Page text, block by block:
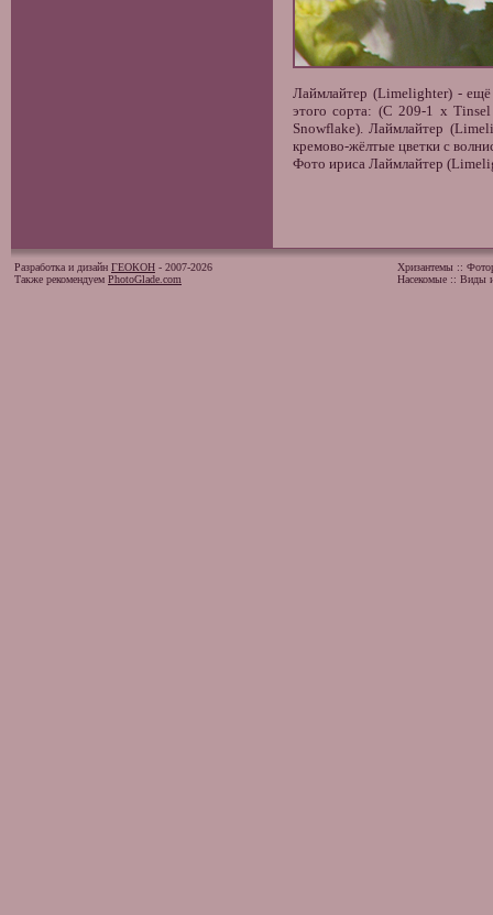
Лаймлайтер (Limelighter) - ещё
этого сорта: (C 209-1 x
Snowflake). Лаймлайтер
кремово-жёлтые цветки с
Фото ириса Лаймлайтер
Разработка и дизайн ГЕОКОН - 2007-2026
Также рекомендуем PhotoGlade.com
Хризантемы ::
Насекомые :: Виды